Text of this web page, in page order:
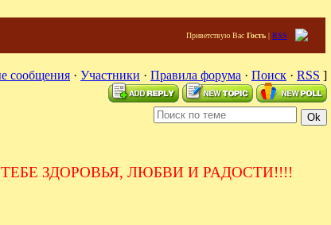
Приветствую Вас Гость | RSS
сообщения · Участники · Правила форума · Поиск · RSS ]
ЗДОРОВЬЯ, ЛЮБВИ И РАДОСТИ!!!!